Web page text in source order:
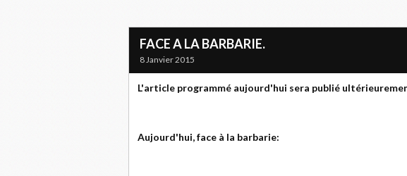
FACE A LA BARBARIE.
8 Janvier 2015
L'article programmé aujourd'hui sera publié
Aujourd'hui, face à la barbarie: